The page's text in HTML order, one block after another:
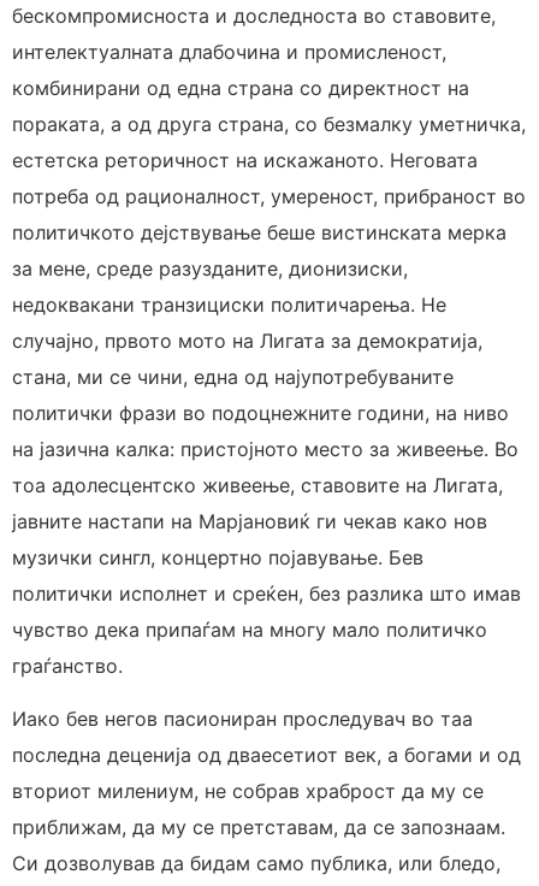
бескомпромисноста и доследноста во ставовите,
интелектуалната длабочина и промисленост,
комбинирани од една страна со директност на
пораката, а од друга страна, со безмалку уметничка,
естетска реторичност на искажаното. Неговата
потреба од рационалност, умереност, прибраност во
политичкото дејствување беше вистинската мерка
за мене, среде разузданите, дионизиски,
недоквакани транзициски политичарења. Не
случајно, првото мото на Лигата за демократија,
стана, ми се чини, една од најупотребуваните
политички фрази во подоцнежните години, на ниво
на јазична калка: пристојното место за живеење. Во
тоа адолесцентско живеење, ставовите на Лигата,
јавните настапи на Марјановиќ ги чекав како нов
музички сингл, концертно појавување. Бев
политички исполнет и среќен, без разлика што имав
чувство дека припаѓам на многу мало политичко
граѓанство.
Иако бев негов пасиониран проследувач во таа
последна деценија од дваесетиот век, а богами и од
вториот милениум, не собрав храброст да му се
приближам, да му се претставам, да се запознаам.
Си дозволував да бидам само публика, или бледо,